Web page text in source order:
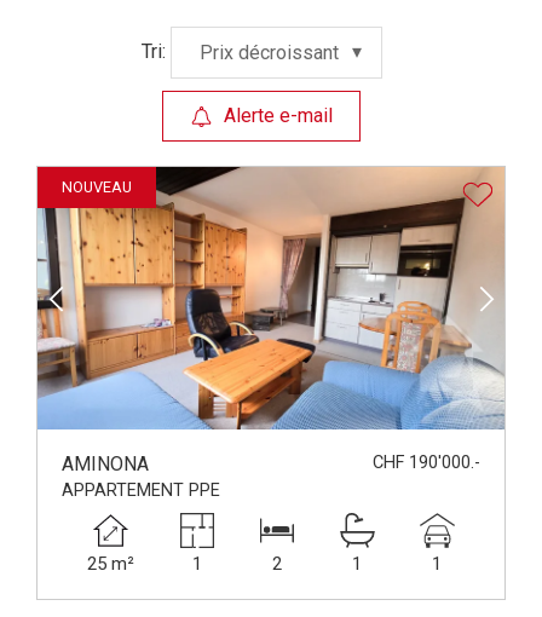
Tri: Prix décroissant
Alerte e-mail
NOUVEAU
AMINONA
CHF 190'000.-
APPARTEMENT PPE
25 m² 1 2 1 1